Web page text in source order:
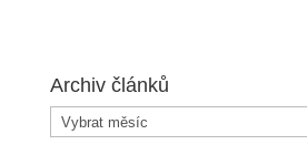
Archiv článků
Archiv